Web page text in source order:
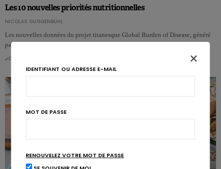
Les 10 nouvelles priorités nutritionnelles
NICOLAS GUGGENBÜHL
Les nouvelles données du projet titanesque Global Burden of Disease, généré
par l’Institute for Health Metrics and Evaluation, ont été……
×
IDENTIFIANT OU ADRESSE E-MAIL
MOT DE PASSE
RENOUVELEZ VOTRE MOT DE PASSE